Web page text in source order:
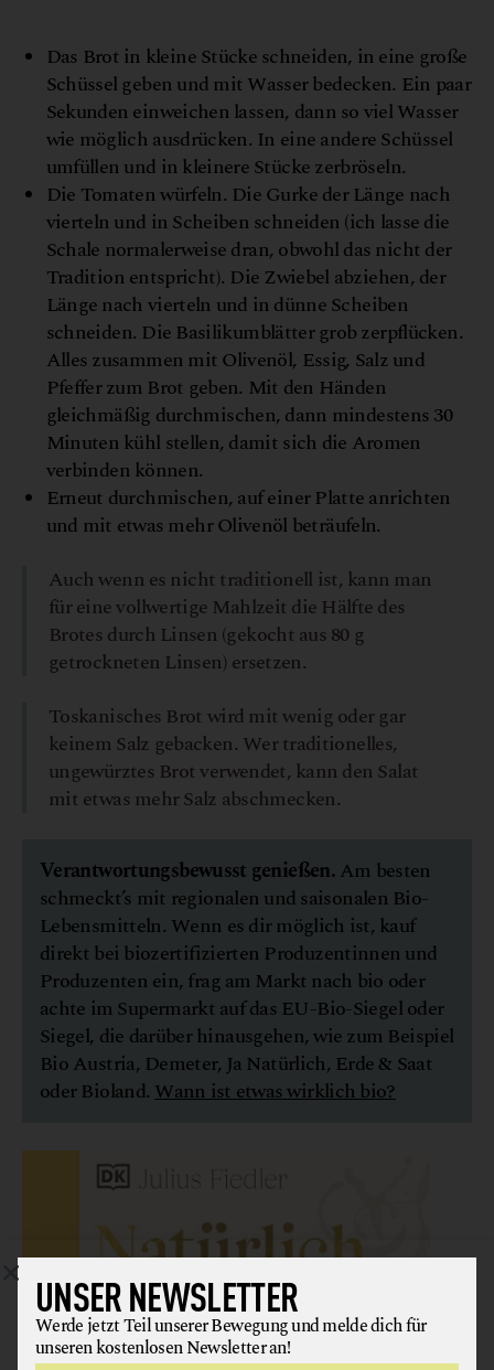
Das Brot in kleine Stücke schneiden, in eine große
Schüssel geben und mit Wasser bedecken. Ein paar
Sekunden einweichen lassen, dann so viel Wasser
wie möglich ausdrücken. In eine andere Schüssel
umfüllen und in kleinere Stücke zerbröseln.
Die Tomaten würfeln. Die Gurke der Länge nach
vierteln und in Scheiben schneiden (ich lasse die
Schale normalerweise dran, obwohl das nicht der
Tradition entspricht). Die Zwiebel abziehen, der
Länge nach vierteln und in dünne Scheiben
schneiden. Die Basilikumblätter grob zerpflücken.
Alles zusammen mit Olivenöl, Essig, Salz und
Pfeffer zum Brot geben. Mit den Händen
gleichmäßig durchmischen, dann mindestens 30
Minuten kühl stellen, damit sich die Aromen
verbinden können.
Erneut durchmischen, auf einer Platte anrichten
und mit etwas mehr Olivenöl beträufeln.
Auch wenn es nicht traditionell ist, kann man
für eine vollwertige Mahlzeit die Hälfte des
Brotes durch Linsen (gekocht aus 80 g
getrockneten Linsen) ersetzen.
Toskanisches Brot wird mit wenig oder gar
keinem Salz gebacken. Wer traditionelles,
ungewürztes Brot verwendet, kann den Salat
mit etwas mehr Salz abschmecken.
Verantwortungsbewusst genießen.Am besten
schmeckt’s mit regionalen und saisonalen Bio-
Lebensmitteln. Wenn es dir möglich ist, kauf
direkt bei biozertifizierten Produzentinnen und
Produzenten ein, frag am Markt nach bio oder
achte im Supermarkt auf das EU-Bio-Siegel oder
Siegel, die darüber hinausgehen, wie zum Beispiel
Bio Austria, Demeter, Ja Natürlich, Erde & Saat
oder Bioland.Wann ist etwas wirklich bio?
UNSER NEWSLETTER
Werde jetzt Teil unserer Bewegung und melde dich für
unseren kostenlosen Newsletter an!